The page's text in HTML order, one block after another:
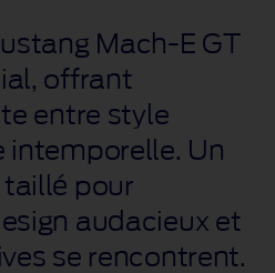
Mach‑E GT
offrant
entre style
intemporelle. Un
taillé pour
audacieux et
se rencontrent.